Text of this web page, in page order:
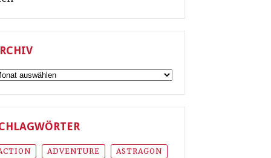
ADVENTURE ASTRAGON